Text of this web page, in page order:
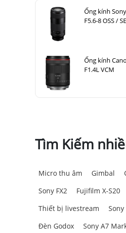
Ống kính
F5.6-8 OSS /
Ống kính
F1.4L VCM
Tìm Kiếm
Micro thu âm Gimbal
Sony FX2
Fujifilm X-S20
Thiết bị livestream
Sony
Đèn Godox
Sony A7